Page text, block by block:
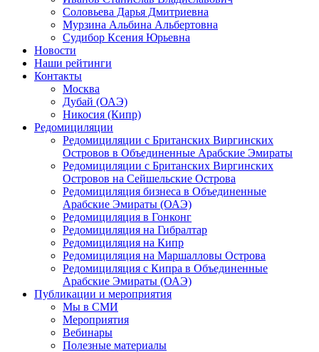
Соловьева Дарья Дмитриевна
Мурзина Альбина Альбертовна
Судибор Ксения Юрьевна
Новости
Наши рейтинги
Контакты
Москва
Дубай (ОАЭ)
Никосия (Кипр)
Редомициляции
Редомициляции с Британских Виргинских
Островов в Объединенные Арабские Эмираты
Редомициляции с Британских Виргинских
Островов на Сейшельские Острова
Редомициляция бизнеса в Объединенные
Арабские Эмираты (ОАЭ)
Редомициляция в Гонконг
Редомициляция на Гибралтар
Редомициляция на Кипр
Редомициляция на Маршалловы Острова
Редомициляция с Кипра в Объединенные
Арабские Эмираты (ОАЭ)
Публикации и мероприятия
Мы в СМИ
Мероприятия
Вебинары
Полезные материалы